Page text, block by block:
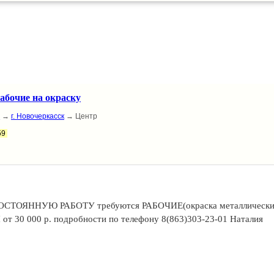
2;
Звони: +7 (925) 319-12-51, Алина
на окраску
→ г. Новочеркасск → Центр
РАБОТУ требуются РАБОЧИЕ(окраска
30 000 р. подробности по телефону 8(863)303-23-01 Наталия